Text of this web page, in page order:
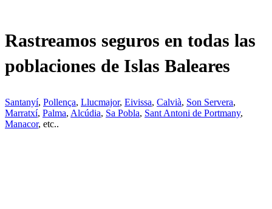
Rastreamos seguros en todas las
poblaciones de Islas Baleares
Santanyí, Pollença, Llucmajor, Eivissa, Calvià, Son Servera,
Marratxí, Palma, Alcúdia, Sa Pobla, Sant Antoni de Portmany,
Manacor, etc..